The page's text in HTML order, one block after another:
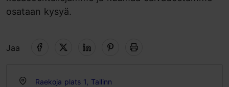
osataan kysyä.
Jaa
Raekoja plats 1, Tallinn